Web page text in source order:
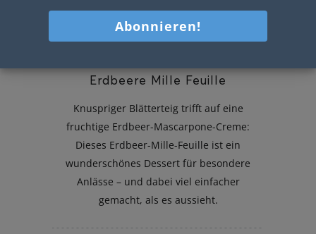
Erdbeere Mille Feuille
Knuspriger Blätterteig trifft auf eine
fruchtige Erdbeer-Mascarpone-Creme:
Dieses Erdbeer-Mille-Feuille ist ein
wunderschönes Dessert für besondere
Anlässe – und dabei viel einfacher
gemacht, als es aussieht.